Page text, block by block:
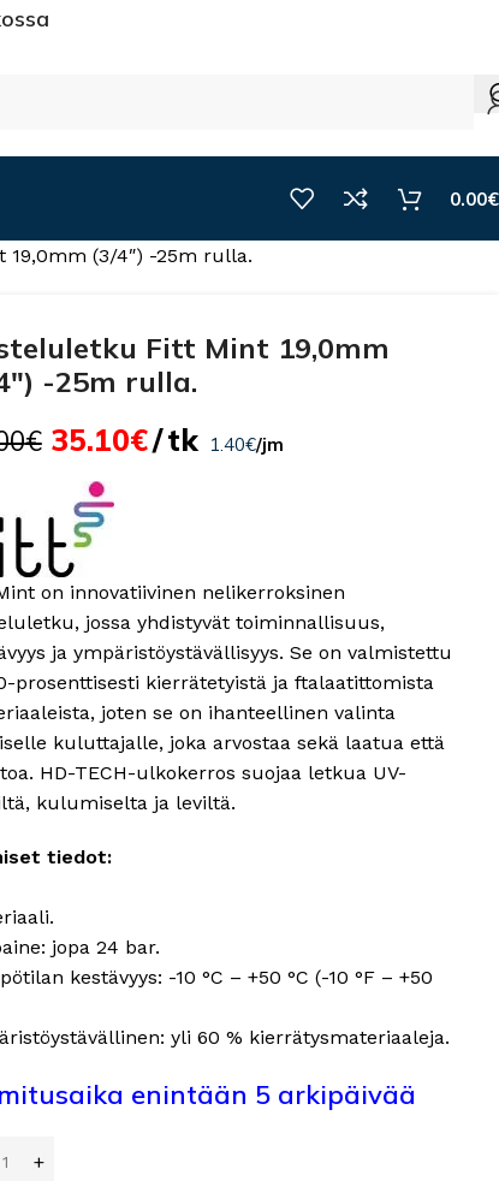
0.00€
(3/4″) -25m rulla.
Fitt Mint 19,0mm
-25m rulla.
€ 35.10€ tk 1.40€/jm
on innovatiivinen nelikerroksinen
jossa yhdistyvät toiminnallisuus,
ja ympäristöystävällisyys. Se on valmistettu
prosenttisesti kierrätetyistä ja ftalaatittomista
joten se on ihanteellinen valinta
kuluttajalle, joka arvostaa sekä laatua että
HD-TECH-ulkokerros suojaa letkua UV-
kulumiselta ja leviltä.
tiedot:
jopa 24 bar.
kestävyys: -10 °C – +50 °C (-10 °F – +50
yli 60 % kierrätysmateriaaleja.
enintään 5 arkipäivää